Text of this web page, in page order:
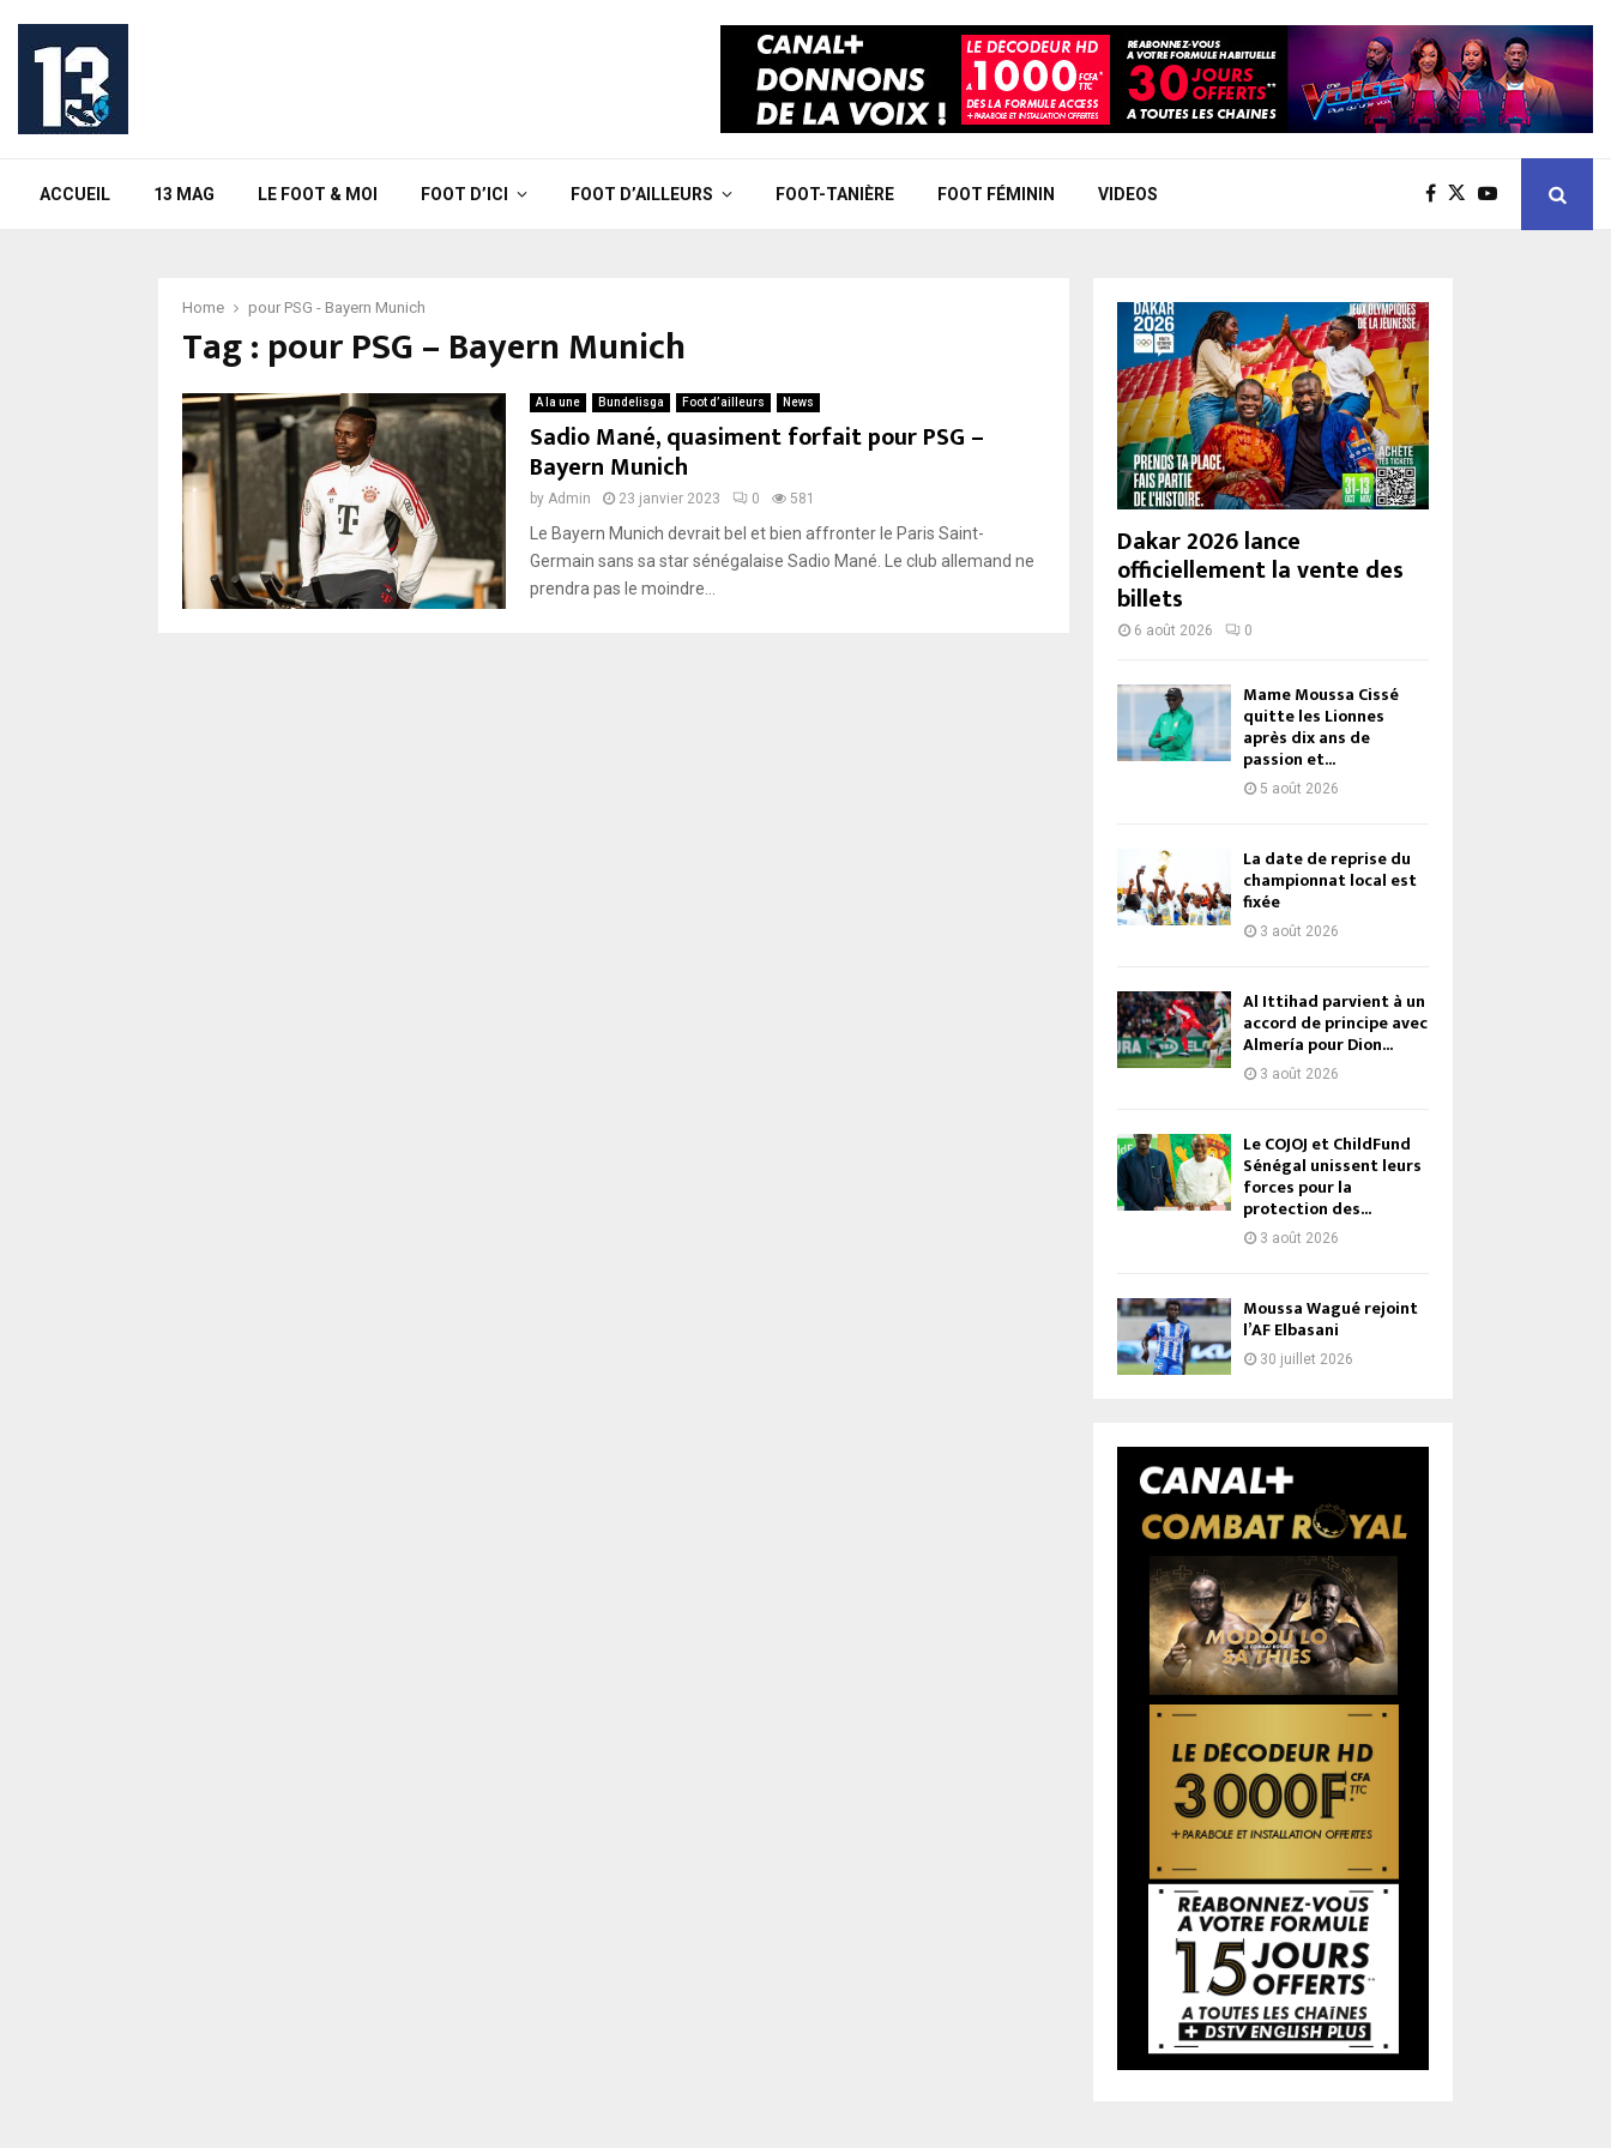
ACCUEIL 13 MAG LE FOOT & MOI FOOT D’ICI FOOT D’AILLEURS FOOT-TANIÈRE FOOT FÉMININ VIDEOS
Home pour PSG - Bayern Munich
Tag : pour PSG – Bayern Munich
A la une Bundelisga Foot d’ailleurs News
Sadio Mané, quasiment forfait pour PSG –
Bayern Munich
by Admin 23 janvier 2023 0 581
Le Bayern Munich devrait bel et bien affronter le Paris Saint-
Germain sans sa star sénégalaise Sadio Mané. Le club allemand ne
prendra pas le moindre...
Dakar 2026 lance
officiellement la vente des
billets
6 août 2026 0
Mame Moussa Cissé
quitte les Lionnes
après dix ans de
passion et...
5 août 2026
La date de reprise du
championnat local est
fixée
3 août 2026
Al Ittihad parvient à un
accord de principe avec
Almería pour Dion...
3 août 2026
Le COJOJ et ChildFund
Sénégal unissent leurs
forces pour la
protection des...
3 août 2026
Moussa Wagué rejoint
l’AF Elbasani
30 juillet 2026